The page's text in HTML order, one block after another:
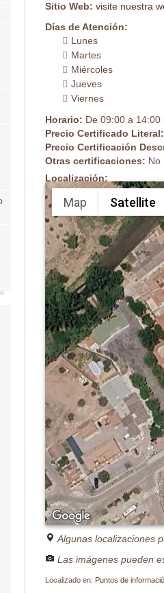
Sitio Web: visite nuestra
Días de Atención:
Lunes
Martes
Miércoles
Jueves
Viernes
Horario: De 09:00 a 14:00
Precio Certificado Literal:
Precio Certificación
Otras certificaciones: No
Localización:
Map Satellite
Algunas localizaciones
Las imágenes pueden
Localizado en: Puntos de